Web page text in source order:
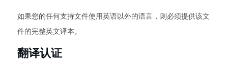
如果您的任何支持文件使用英语以外的语言，则必须提供该文
件的完整英文译本。
翻译认证